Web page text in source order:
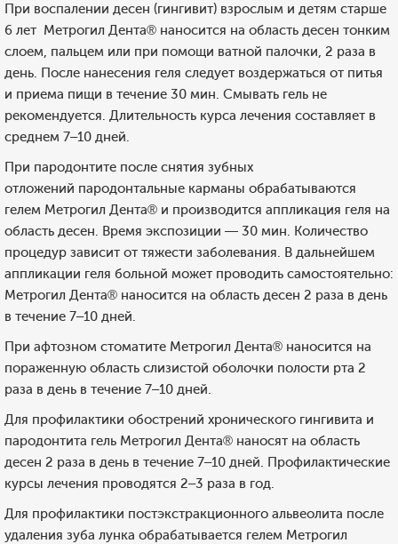
При воспалении десен (гингивит) взрослым и детям старше
6 лет Метрогил Дента® наносится на область десен тонким
слоем, пальцем или при помощи ватной палочки, 2 раза в
день. После нанесения геля следует воздержаться от питья
и приема пищи в течение 30 мин. Смывать гель не
рекомендуется. Длительность курса лечения составляет в
среднем 7–10 дней.
При пародонтите после снятия зубных
отложений пародонтальные карманы обрабатываются
гелем Метрогил Дента® и производится аппликация геля на
область десен. Время экспозиции — 30 мин. Количество
процедур зависит от тяжести заболевания. В дальнейшем
аппликации геля больной может проводить самостоятельно:
Метрогил Дента® наносится на область десен 2 раза в день
в течение 7–10 дней.
При афтозном стоматите Метрогил Дента® наносится на
пораженную область слизистой оболочки полости рта 2
раза в день в течение 7–10 дней.
Для профилактики обострений хронического гингивита и
пародонтита гель Метрогил Дента® наносят на область
десен 2 раза в день в течение 7–10 дней. Профилактические
курсы лечения проводятся 2–3 раза в год.
Для профилактики постэкстракционного альвеолита после
удаления зуба лунка обрабатывается гелем Метрогил